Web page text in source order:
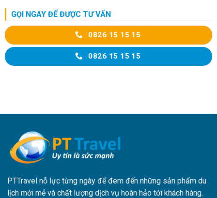
GỌI NGAY ĐỂ ĐƯỢC TƯ VẤN
0826 15 15 15
0826 15 15 15
PTTravel nỗ lực từng ngày để đem đến những sản phẩm du
lịch mới mẻ và chất lượng dịch vụ hoàn hảo tới khách hàng.